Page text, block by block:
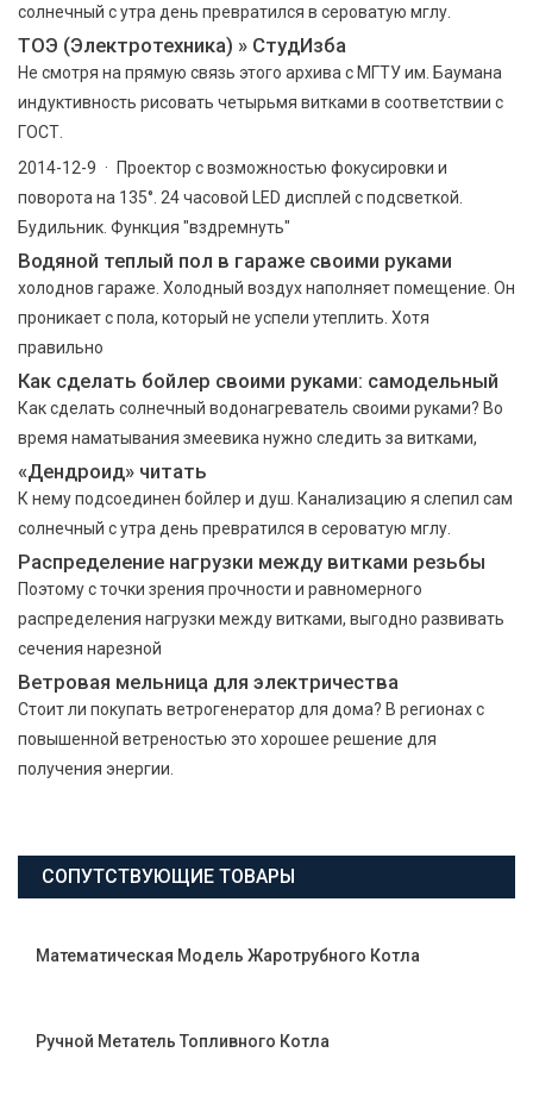
солнечный с утра день превратился в сероватую мглу.
ТОЭ (Электротехника) » СтудИзба
Не смотря на прямую связь этого архива с МГТУ им. Баумана
индуктивность рисовать четырьмя витками в соответствии с
ГОСТ.
2014-12-9 · Проектор с возможностью фокусировки и
поворота на 135°. 24 часовой LED дисплей с подсветкой.
Будильник. Функция "вздремнуть"
Водяной теплый пол в гараже своими руками
холоднов гараже. Холодный воздух наполняет помещение. Он
проникает с пола, который не успели утеплить. Хотя
правильно
Как сделать бойлер своими руками: самодельный
Как сделать солнечный водонагреватель своими руками? Во
время наматывания змеевика нужно следить за витками,
«Дендроид» читать
К нему подсоединен бойлер и душ. Канализацию я слепил сам
солнечный с утра день превратился в сероватую мглу.
Распределение нагрузки между витками резьбы
Поэтому с точки зрения прочности и равномерного
распределения нагрузки между витками, выгодно развивать
сечения нарезной
Ветровая мельница для электричества
Стоит ли покупать ветрогенератор для дома? В регионах с
повышенной ветреностью это хорошее решение для
получения энергии.
СОПУТСТВУЮЩИЕ ТОВАРЫ
Математическая Модель Жаротрубного Котла
Ручной Метатель Топливного Котла